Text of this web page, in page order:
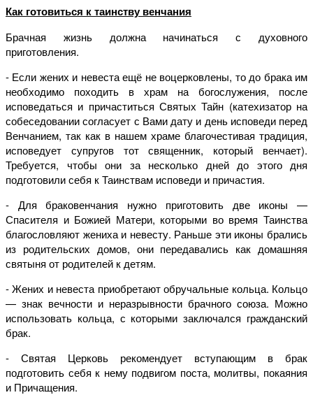
Как готовиться к таинству венчания
Брачная жизнь должна начинаться с духовного
приготовления.
- Если жених и невеста ещё не воцерковлены, то до брака им
необходимо походить в храм на богослужения, после
исповедаться и причаститься Святых Тайн (катехизатор на
собеседовании согласует с Вами дату и день исповеди перед
Венчанием, так как в нашем храме благочестивая традиция,
исповедует супругов тот священник, который венчает).
Требуется, чтобы они за несколько дней до этого дня
подготовили себя к Таинствам исповеди и причастия.
- Для браковенчания нужно приготовить две иконы —
Спасителя и Божией Матери, которыми во время Таинства
благословляют жениха и невесту. Раньше эти иконы брались
из родительских домов, они передавались как домашняя
святыня от родителей к детям.
- Жених и невеста приобретают обручальные кольца. Кольцо
— знак вечности и неразрывности брачного союза. Можно
использовать кольца, с которыми заключался гражданский
брак.
- Святая Церковь рекомендует вступающим в брак
подготовить себя к нему подвигом поста, молитвы, покаяния
и Причащения.